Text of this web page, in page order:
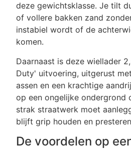
deze gewichtsklasse. Je tilt
of vollere bakken zand
instabiel wordt of de
komen.
Daarnaast is deze wiellader
Duty' uitvoering, uitgerust
assen en een krachtige
op een ongelijke ondergrond
strak straatwerk moet
blijft grip houden en
De voordelen op